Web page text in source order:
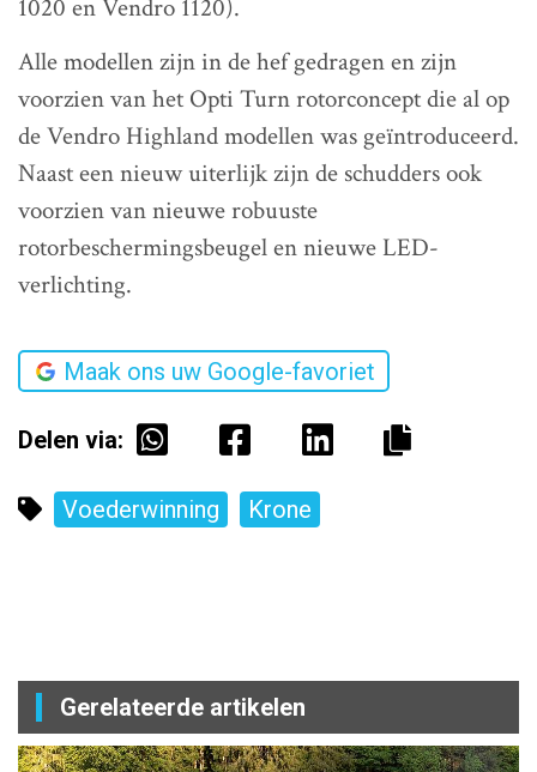
1020 en Vendro 1120).
Alle modellen zijn in de hef gedragen en zijn
voorzien van het Opti Turn rotorconcept die al op
de Vendro Highland modellen was geïntroduceerd.
Naast een nieuw uiterlijk zijn de schudders ook
voorzien van nieuwe robuuste
rotorbeschermingsbeugel en nieuwe LED-
verlichting.
Maak ons uw Google-favoriet
Delen via:
Voederwinning Krone
Gerelateerde artikelen